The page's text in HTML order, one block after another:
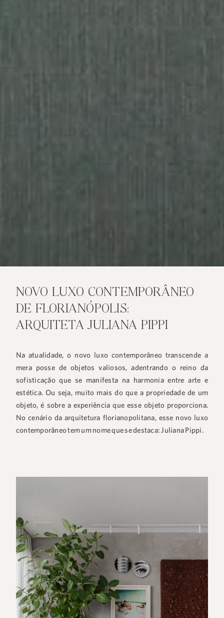
NOVO LUXO CONTEMPORÂNEO
DE FLORIANÓPOLIS:
ARQUITETA JULIANA PIPPI
Na atualidade, o novo luxo contemporâneo transcende a
mera posse de objetos valiosos, adentrando o reino da
sofisticação que se manifesta na harmonia entre arte e
estética. Ou seja, muito mais do que a propriedade de um
objeto, é sobre a experiência que esse objeto proporciona.
No cenário da arquitetura florianopolitana, esse novo luxo
contemporâneo tem um nome que se destaca: Juliana Pippi.